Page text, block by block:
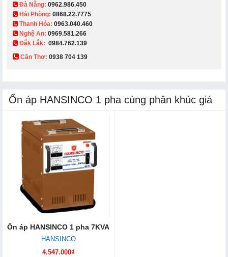
Đà Nẵng: 0962.986.450
Hải Phòng: 0868.22.7775
Thanh Hóa: 0963.040.460
Nghệ An: 0969.581.266
Đắk Lắk: 0984.762.139
Cần Thơ: 0938 704 139​
Ổn áp HANSINCO 1 pha cùng phân khúc giá
Ổn áp HANSINCO 1 pha 7KVA
HANSINCO
4.547.000₫